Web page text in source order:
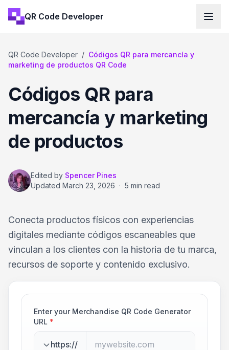
QR Code Developer
QR Code Developer / Códigos QR para mercancía y
marketing de productos QR Code
Códigos QR para
mercancía y marketing
de productos
Edited by Spencer Pines
Updated March 23, 2026 · 5 min read
Conecta productos físicos con experiencias
digitales mediante códigos escaneables que
vinculan a los clientes con la historia de tu marca,
recursos de soporte y contenido exclusivo.
Enter your Merchandise QR Code Generator
URL *
https://